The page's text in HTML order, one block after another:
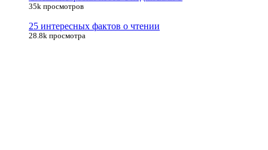
35k просмотров
25 интересных фактов о чтении
28.8k просмотра